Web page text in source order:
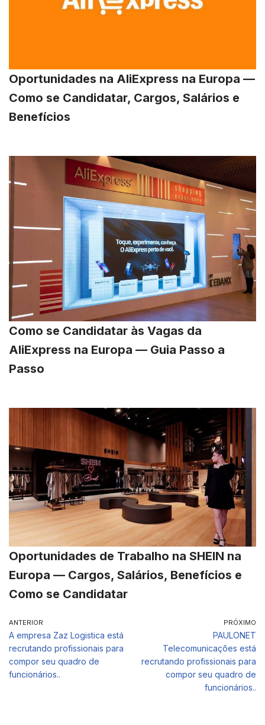
Oportunidades na AliExpress na Europa —
Como se Candidatar, Cargos, Salários e
Benefícios
Como se Candidatar às Vagas da
AliExpress na Europa — Guia Passo a
Passo
Oportunidades de Trabalho na SHEIN na
Europa — Cargos, Salários, Benefícios e
Como se Candidatar
ANTERIOR
A empresa Zaz Logistica está
recrutando profissionais para
compor seu quadro de
funcionários..
PRÓXIMO
PAULONET
Telecomunicações está
recrutando profissionais para
compor seu quadro de
funcionários..